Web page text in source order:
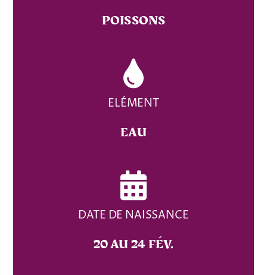
POISSONS
ELÉMENT
EAU
DATE DE NAISSANCE
20 AU 24 FÉV.